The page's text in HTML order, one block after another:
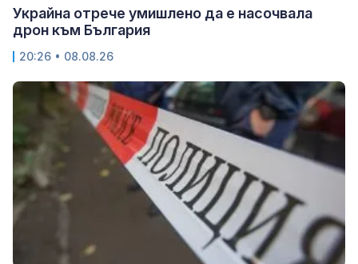
Украйна отрече умишлено да е насочвала
дрон към България
20:26 • 08.08.26